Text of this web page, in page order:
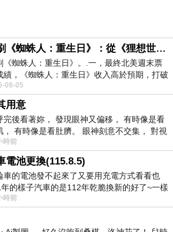
二刷《蜘蛛人：重生日》：從《狸想世界》到《怪奇物語》
《蜘蛛人：重生日》。.一，最終北美週末票
績，《蜘蛛人：重生日》收入高於預期，打破
仇者聯盟：終局之戰》記錄，成為
08-05
用意
完後看著妳， 發現眼神又偏移， 有時像是看
， 有時像是看肚臍。 眼神刻意不交集， 對視
不對齊， 讓我很難不
時前
電池更換(115.8.5)
車的電池發不起來了又要用充電方式看看也
的樣子汽車的是112年乾脆換新的好了~一樣
炮電池買的漲了一百多塊吧
時前